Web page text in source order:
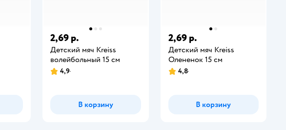
2,69 р.
Детский мяч Kreiss
волейбольный 15 см
4,9
В корзину
2,69 р.
Детский мяч Kreiss
Олененок 15 см
4,8
В корзину